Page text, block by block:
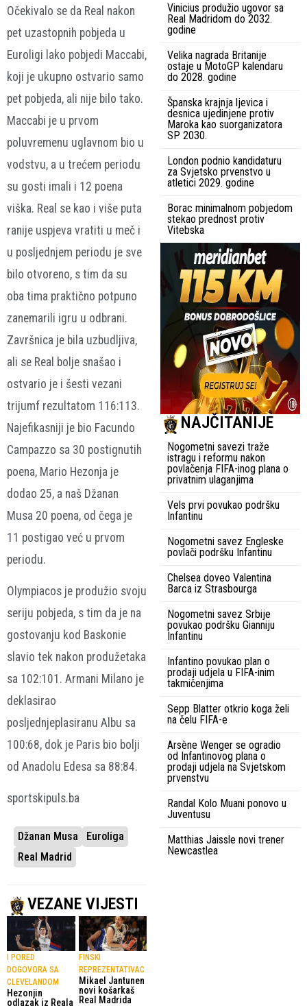
Očekivalo se da Real nakon
pet uzastopnih pobjeda u
Euroligi lako pobjedi Maccabi,
koji je ukupno ostvario samo
pet pobjeda, ali nije bilo tako.
Maccabi je u prvom
poluvremenu uglavnom bio u
vodstvu, a u trećem periodu
su gosti imali i 12 poena
viška. Real se kao i više puta
ranije uspjeva vratiti u meč i
u posljednjem periodu je sve
bilo otvoreno, s tim da su
oba tima praktično potpuno
zanemarili igru u odbrani.
Završnica je bila uzbudljiva,
ali se Real bolje snašao i
ostvario je i šesti vezani
trijumf rezultatom 116:113.
Najefikasniji je bio Facundo
Campazzo sa 30 postignutih
poena, Mario Hezonja je
dodao 25, a naš Džanan
Musa 20 poena, od čega je
11 postigao već u prvom
periodu.
Olympiacos je produžio svoju
seriju pobjeda, s tim da je na
gostovanju kod Baskonie
slavio tek nakon produžetaka
sa 102:101. Armani Milano je
deklasirao
posljednjeplasiranu Albu sa
100:68, dok je Paris bio bolji
od Anadolu Edesa sa 88:84.
sportskipuls.ba
Džanan Musa
Euroliga
Real Madrid
VEZANE VIJESTI
I PORED
DOGOVORA SA
CLEVELANDOM
Hezonjin
odlazak iz Reala
FINSKI
REPREZENTATIVAC
Mikael Jantunen
novi košarkaš
Real Madrida
Vinicius produžio ugovor sa
Real Madridom do 2032.
godine
Velika nagrada Britanije
ostaje u MotoGP kalendaru
do 2028. godine
Španska krajnja ljevica i
desnica ujedinjene protiv
Maroka kao suorganizatora
SP 2030.
London podnio kandidaturu
za Svjetsko prvenstvo u
atletici 2029. godine
Borac minimalnom pobjedom
stekao prednost protiv
Vitebska
NAJČITANIJE
Nogometni savezi traže
istragu i reformu nakon
povlačenja FIFA-inog plana o
privatnim ulaganjima
Vels prvi povukao podršku
Infantinu
Nogometni savez Engleske
povlači podršku Infantinu
Chelsea doveo Valentina
Barca iz Strasbourga
Nogometni savez Srbije
povukao podršku Gianniju
Infantinu
Infantino povukao plan o
prodaji udjela u FIFA-inim
takmičenjima
Sepp Blatter otkrio koga želi
na čelu FIFA-e
Arsène Wenger se ogradio
od Infantinovog plana o
prodaji udjela na Svjetskom
prvenstvu
Randal Kolo Muani ponovo u
Juventusu
Matthias Jaissle novi trener
Newcastlea